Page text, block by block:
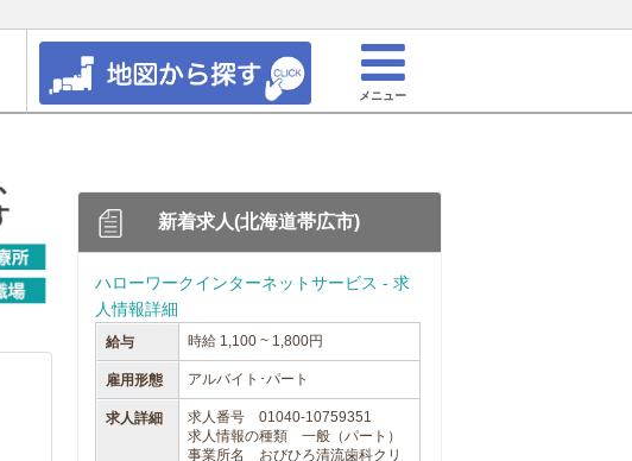
メニュー
新着求人(北海道帯広市)
ハローワークインターネットサービス - 求
人情報詳細
給与 時給 1,100 ~ 1,800円
雇用形態 アルバイト･パート
求人詳細
求人番号 01040-10759351
求人情報の種類 一般（パート）
事業所名 おびひろ清流歯科クリ